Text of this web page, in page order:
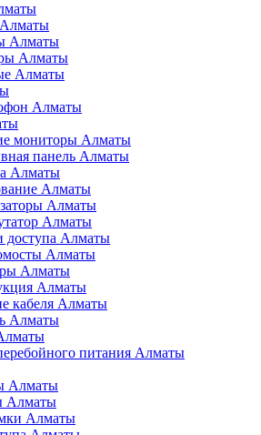
Алматы
Алматы
Алматы
Алматы
мониторы Алматы
панель Алматы
Алматы
Алматы
Алматы
Алматы
доступа Алматы
Алматы
Алматы
Алматы
кабеля Алматы
Алматы
питания Алматы
Алматы
Алматы
Алматы